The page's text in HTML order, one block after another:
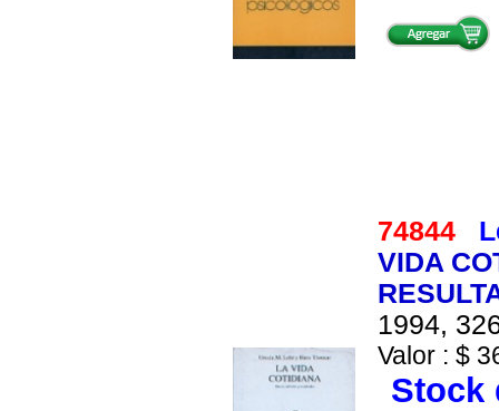
74844
VIDA
1994,
Valor : $
Stock